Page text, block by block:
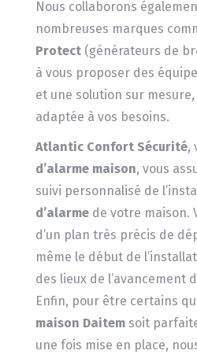
Nous collaborons
nombreuses marques
Protect (générateurs de
à vous proposer des
et une solution sur
adaptée à vos besoins.
Atlantic Confort Sécurité,
d’alarme maison, vous
suivi personnalisé de
d’alarmede votre maison.
d’un plan très précis de
même le début de
des lieux de l’avancement
Enfin, pour être certains
maison Daitemsoit
une fois mise en place,